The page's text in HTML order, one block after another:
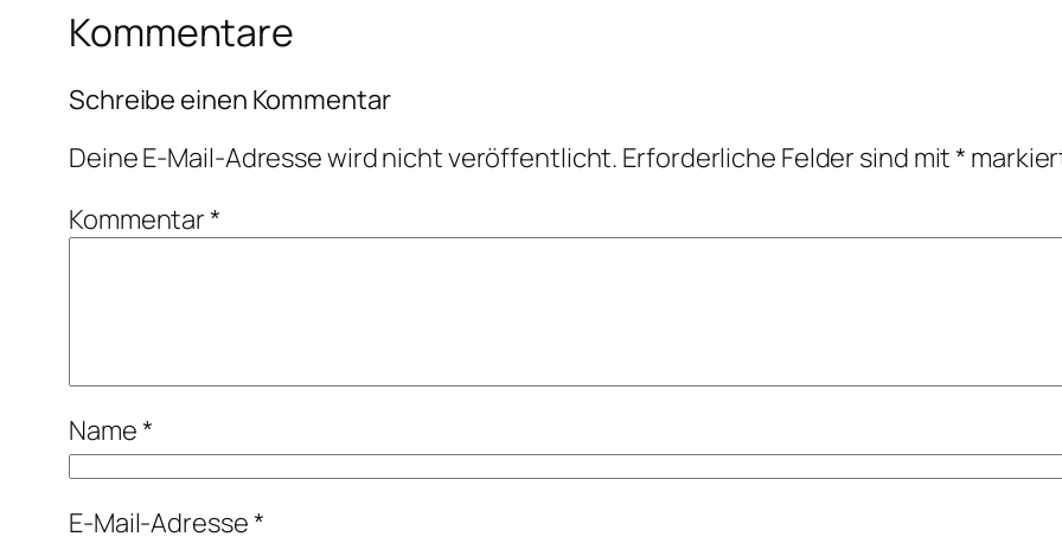
Kommentare
Schreibe einen Kommentar
Deine E-Mail-Adresse wird nicht veröffentlicht. Erforderliche Felder sind mit*
Kommentar*
Name*
E-Mail-Adresse*